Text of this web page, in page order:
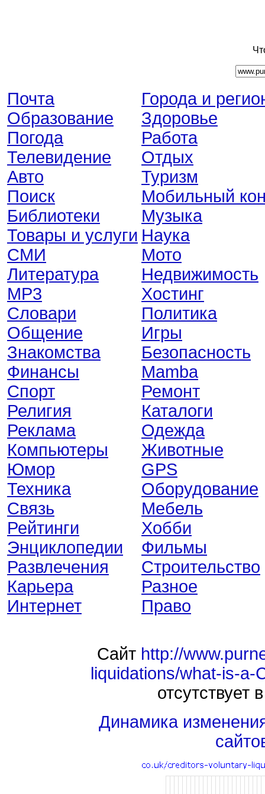
Почта
Образование
Погода
Телевидение
Авто
Поиск
Библиотеки
Товары и услуги
СМИ
Литература
MP3
Словари
Общение
Знакомства
Финансы
Спорт
Религия
Реклама
Компьютеры
Юмор
Техника
Связь
Рейтинги
Энциклопедии
Развлечения
Карьера
Интернет
Города и
Здоровье
Работа
Отдых
Туризм
Мобильный
Музыка
Наука
Мото
Недвижимость
Хостинг
Политика
Игры
Безопасность
Mamba
Ремонт
Каталоги
Одежда
Животные
GPS
Оборудование
Мебель
Хобби
Фильмы
Строительство
Разное
Право
Сайт http://
liquidations/what-is-a-
отсутствует
Динамика